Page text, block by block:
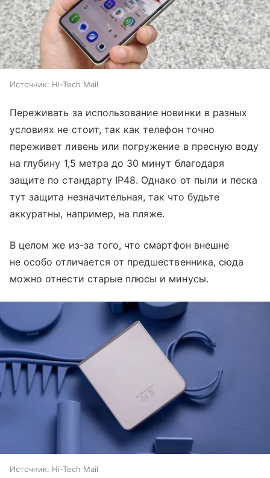
Источник: Hi-Tech Mail
Переживать за использование новинки в разных
условиях не стоит, так как телефон точно
переживет ливень или погружение в пресную воду
на глубину 1,5 метра до 30 минут благодаря
защите по стандарту IP48. Однако от пыли и песка
тут защита незначительная, так что будьте
аккуратны, например, на пляже.
В целом же из-за того, что смартфон внешне
не особо отличается от предшественника, сюда
можно отнести старые плюсы и минусы.
Источник: Hi-Tech Mail